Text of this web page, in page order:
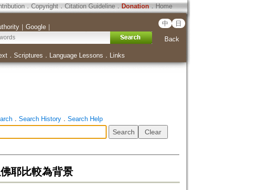
．Copyright．Citation Guideline． Donation．Home
｜ Google｜ 中 日
Back
． Scriptures ． Language Lessons ． Links
． Search History． Search Help
耶比較為背景